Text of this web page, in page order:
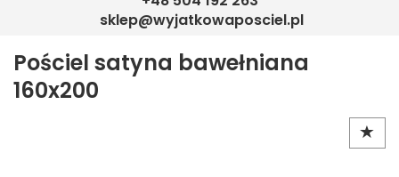
sklep@wyjatkowaposciel.pl
Pościel satyna bawełniana
160x200